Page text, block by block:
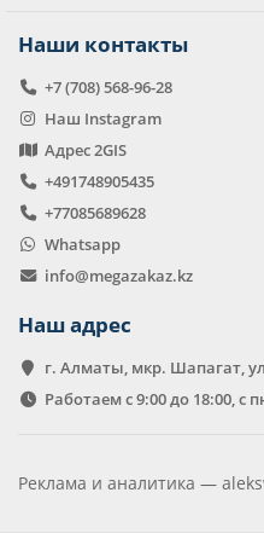
Наши контакты
+7 (708) 568-96-28
Наш Instagram
Адрес 2GIS
+491748905435
+77085689628
Whatsapp
info@megazakaz.kz
Наш адрес
г. Алматы, мкр. Шапагат,
Работаем с 9:00 до 18:00, с
Реклама и аналитика —